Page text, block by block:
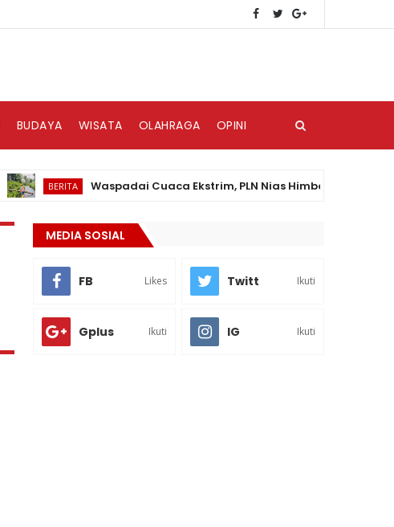
BUDAYA WISATA OLAHRAGA OPINI
BERITA Waspadai Cuaca Ekstrim, PLN Nias Himbau Masyarakat
MEDIA SOSIAL
FB Likes Twitt Ikuti
Gplus Ikuti IG Ikuti